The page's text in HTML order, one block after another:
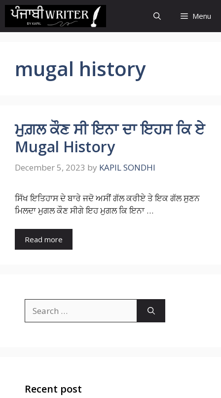
Skip
content
Menu
mugal history
ਮੁਗ਼ਲ ਕੌਣ ਸੀ ਇਨਾ ਦਾ ਇਹਸ ਕਿ ਏ
Mugal History
December 5, 2023 by KAPIL SONDHI
ਸਿੱਖ ਇਤਿਹਾਸ ਦੇ ਬਾਰੇ ਜਦੋ ਅਸੀਂ ਗੱਲ ਕਰੀਏ ਤੇ ਇਕ ਗੱਲ ਸੁਣਨ
ਮਿਲਦਾ ਮੁਗਲ ਕੌਣ ਸੀਗੇ ਇਹ ਮੁਗਲ ਕਿ ਇਨਾ …
Read more
for:
Recent post